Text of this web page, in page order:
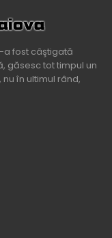
a fost câştigată
găsesc tot timpul un
în ultimul rând,